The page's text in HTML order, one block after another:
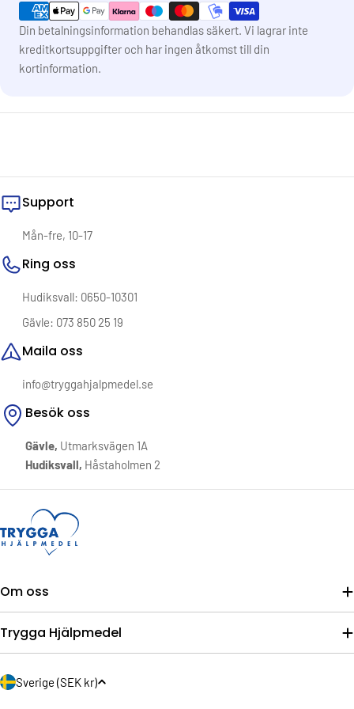
Din betalningsinformation behandlas säkert. Vi lagrar inte
kreditkortsuppgifter och har ingen åtkomst till din
kortinformation.
Support
Mån-fre, 10-17
Ring oss
Hudiksvall: 0650-10301
Gävle: 073 850 25 19
Maila oss
info@tryggahjalpmedel.se
Besök oss
Gävle, Utmarksvägen 1A
Hudiksvall, Håstaholmen 2
Om oss
Trygga Hjälpmedel
L
Sverige (SEK kr)